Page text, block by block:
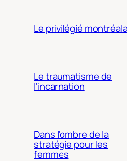
Le privilégié
Le traumatisme de
l’incarnation
Dans l’ombre de la
stratégie pour les
femmes